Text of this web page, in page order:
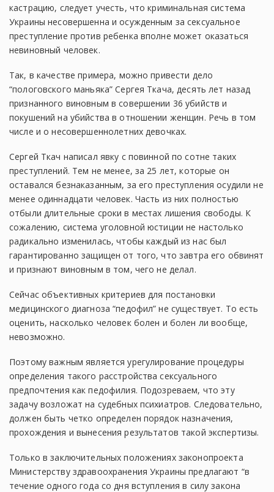
кастрацию, следует учесть, что криминальная система
Украины несовершенна и осужденным за сексуальное
преступление против ребенка вполне может оказаться
невиновный человек.
Так, в качестве примера, можно привести дело
“пологовского маньяка” Сергея Ткача, десять лет назад
признанного виновным в совершении 36 убийств и
покушений на убийства в отношении женщин. Речь в том
числе и о несовершеннолетних девочках.
Сергей Ткач написал явку с повинной по сотне таких
преступлений. Тем не менее, за 25 лет, которые он
оставался безнаказанным, за его преступления осудили не
менее одиннадцати человек. Часть из них полностью
отбыли длительные сроки в местах лишения свободы. К
сожалению, система уголовной юстиции не настолько
радикально изменилась, чтобы каждый из нас был
гарантированно защищен от того, что завтра его обвинят
и признают виновным в том, чего не делал.
Сейчас объективных критериев для постановки
медицинского диагноза “педофил” не существует. То есть
оценить, насколько человек болен и болен ли вообще,
невозможно.
Поэтому важным является урегулирование процедуры
определения такого расстройства сексуального
предпочтения как педофилия. Подозреваем, что эту
задачу возложат на судебных психиатров. Следовательно,
должен быть четко определен порядок назначения,
прохождения и вынесения результатов такой экспертизы.
Только в заключительных положениях законопроекта
Министерству здравоохранения Украины предлагают “в
течение одного года со дня вступления в силу закона